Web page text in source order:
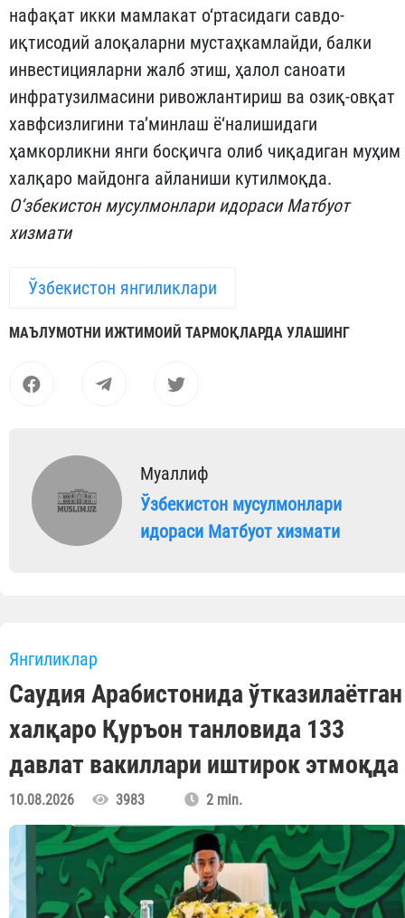
нафақат икки мамлакат о‘ртасидаги савдо-
иқтисодий алоқаларни мустаҳкамлайди, балки
инвестицияларни жалб этиш, ҳалол саноати
инфратузилмасини ривожлантириш ва озиқ-овқат
хавфсизлигини та’минлаш ё‘налишидаги
ҳамкорликни янги босқичга олиб чиқадиган муҳим
халқаро майдонга айланиши кутилмоқда.
О‘збекистон мусулмонлари идораси Матбуот
хизмати
Ўзбекистон янгиликлари
МАЪЛУМОТНИ ИЖТИМОИЙ ТАРМОҚЛАРДА УЛАШИНГ
Муаллиф
Ўзбекистон мусулмонлари
идораси Матбуот хизмати
Янгиликлар
Саудия Арабистонида ўтказилаётган
халқаро Қуръон танловида 133
давлат вакиллари иштирок этмоқда
10.08.2026 3983 2 min.